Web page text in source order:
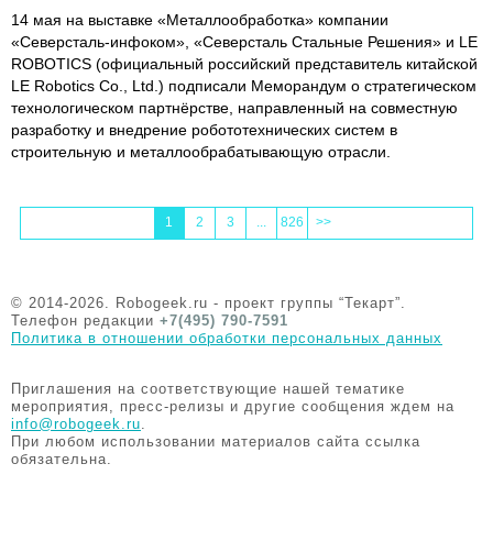
14 мая на выставке «Металлообработка» компании
«Северсталь-инфоком», «Северсталь Стальные Решения» и LE
ROBOTICS (официальный российский представитель китайской
LE Robotics Co., Ltd.) подписали Меморандум о стратегическом
технологическом партнёрстве, направленный на совместную
разработку и внедрение робототехнических систем в
строительную и металлообрабатывающую отрасли.
1 2 3 ... 826 >>
© 2014-2026. Robogeek.ru - проект группы “Текарт”.
Телефон редакции +7(495) 790-7591
Политика в отношении обработки персональных данных
Приглашения на соответствующие нашей тематике
мероприятия, пресс-релизы и другие сообщения ждем на
info@robogeek.ru.
При любом использовании материалов сайта ссылка
обязательна.